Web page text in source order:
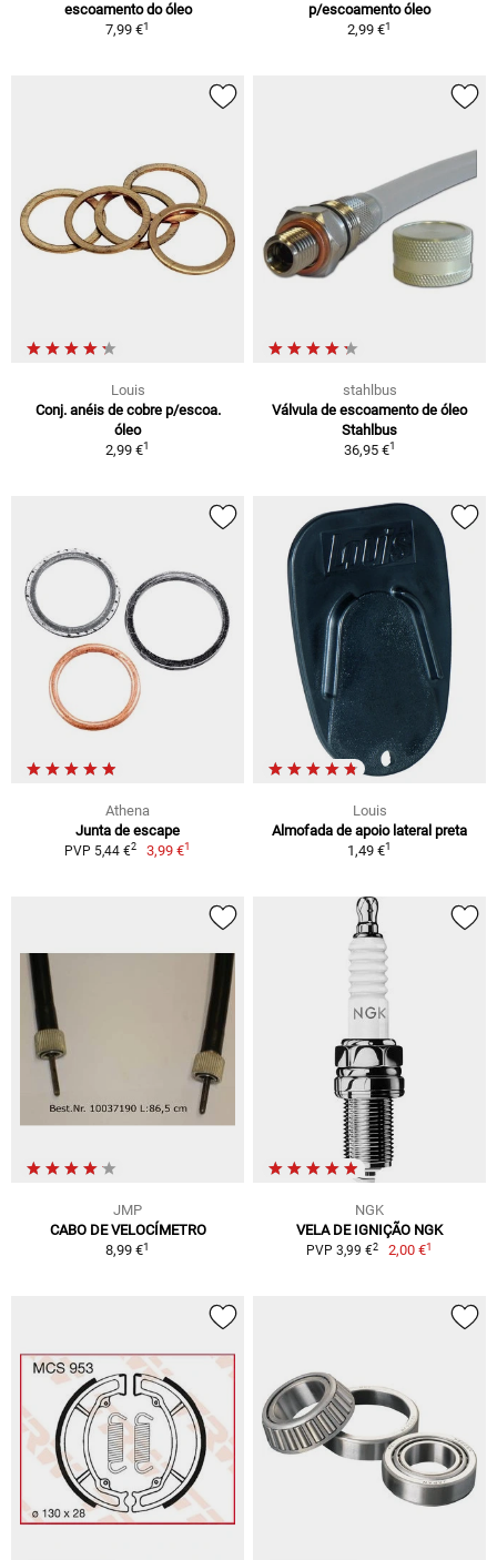
escoamento do óleo
7,99 €1
p/escoamento óleo
2,99 €1
Louis
Conj. anéis de cobre p/escoa.
óleo
2,99 €1
stahlbus
Válvula de escoamento de óleo
Stahlbus
36,95 €1
Athena
Junta de escape
PVP 5,44 €2 3,99 €1
Louis
Almofada de apoio lateral preta
1,49 €1
JMP
CABO DE VELOCÍMETRO
8,99 €1
NGK
VELA DE IGNIÇÃO NGK
PVP 3,99 €2 2,00 €1